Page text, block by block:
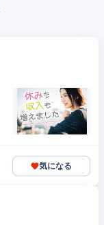
気になる